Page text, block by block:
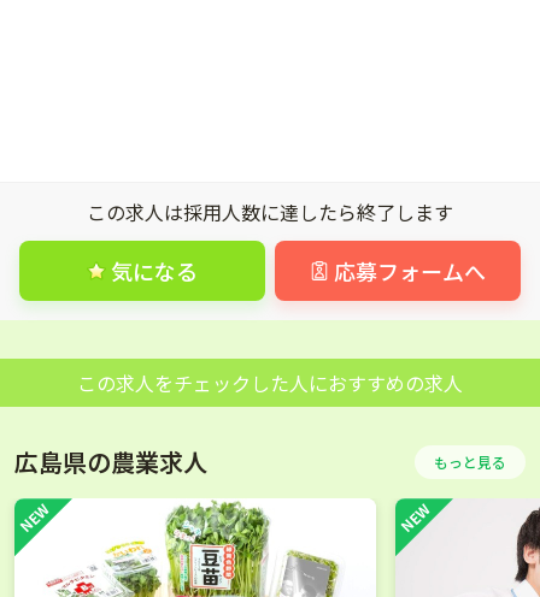
この求人は採用人数に達したら終了します
気になる 応募フォームへ
この求人をチェックした人におすすめの求人
広島県の農業求人 もっと見る